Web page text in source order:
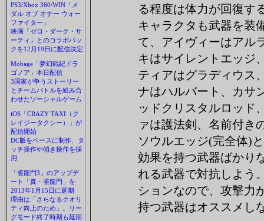
PS3/Xbox 360/WIN「メ
ダル オブ オナー ウォー
ファイター」
映画「ゼロ・ダーク・サ
ーティ」とのコラボパッ
クを12月19日に配信決定
Mobage「夢幻戦紀ドラ
ゴノア」本日配信
3国家が争うストーリー
とチームバトルを組み合
わせたソーシャルゲーム
iOS「CRAZY TAXI（ク
レイジータクシー）」が
配信開始
DC版をベースに制作、タ
ッチ操作や傾き操作を採
用
「雀龍門3」のアップデ
ート「真・雀龍門」を
2013年1月15日に延期
理由は「さらなるクオリ
ティ向上のため」。リー
グモード終了時期も延期
る程度は体力が回復す
キャラクタも武器を装
て、アイヴィーはアル
キはサイレントエッジ
ティアはグラディウス
ナはハルバート、カサ
ッドクリスタルロッド
ァは護法剣、名前付き
ソウルエッジ(完全体)
効果を持つ武器ばかり
れる武器で対抗しよう
ションなので、攻撃力
持つ武器はオススメし